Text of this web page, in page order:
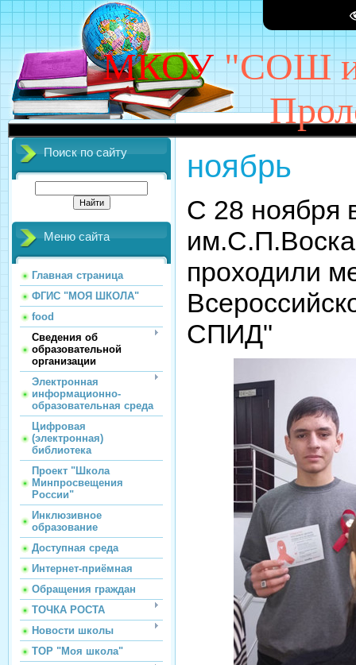
МКОУ "СОШ
Поиск по сайту
Меню сайта
Главная страница
ФГИС "МОЯ ШКОЛА"
food
Сведения об
образовательной
организации
Электронная
информационно-
образовательная среда
Цифровая
(электронная)
библиотека
Проект "Школа
Минпросвещения
России"
Инклюзивное
образование
Доступная среда
Интернет-приёмная
Обращения граждан
ТОЧКА РОСТА
Новости школы
ТОР "Моя школа"
ноябрь
С 28
проходили
СПИД"